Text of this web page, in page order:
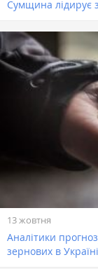
Сумщина лідирує
13 жовтня
Аналітики
зернових в Україні